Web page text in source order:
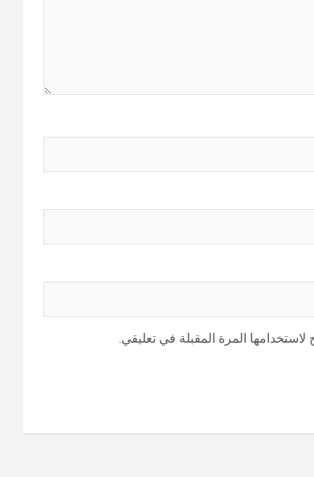
المرة المقبلة في تعليقي.